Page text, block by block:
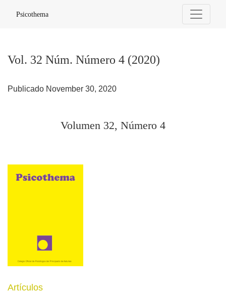
Vol. 32 Núm. Número 4 (2020): Volumen 32, Número 4
Psicothema
Vol. 32 Núm. Número 4 (2020)
Publicado November 30, 2020
Volumen 32, Número 4
Artículos